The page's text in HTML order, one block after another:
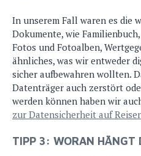
In unserem Fall waren es die
Dokumente, wie
Fotos und Fotoalben,
ähnliches, was wir entweder
sicher aufbewahren wollten.
Datenträger auch zerstört
werden können haben wir
zur Datensicherheit auf
TIPP 3: WORAN HÄNGT